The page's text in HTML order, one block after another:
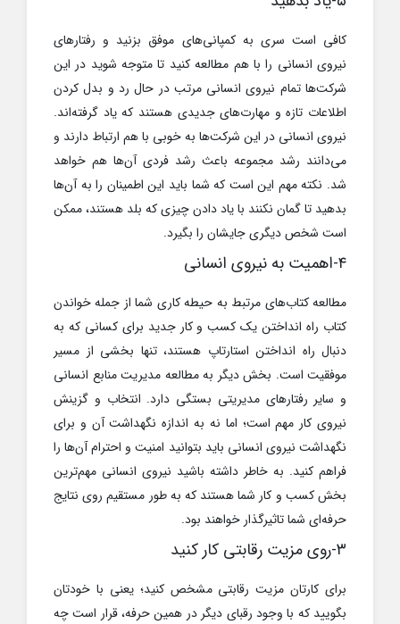
کافی است سری به کمپانی‌های موفق بزنید و رفتارهای
نیروی انسانی را با هم مطالعه کنید تا متوجه شوید در این
شرکت‌ها تمام نیروی انسانی مرتب در حال رد و بدل کردن
اطلاعات تازه و مهارت‌های جدیدی هستند که یاد گرفته‌اند.
نیروی انسانی در این شرکت‌ها به خوبی با هم ارتباط دارند و
می‌دانند رشد مجموعه باعث رشد فردی آن‌ها هم خواهد
شد. نکته مهم این است که شما باید این اطمینان را به آن‌ها
بدهید تا گمان نکنند با یاد دادن چیزی که بلد هستند، ممکن
است شخص دیگری جایشان را بگیرد.
۴-اهمیت به نیروی انسانی
مطالعه کتاب‌های مرتبط به حیطه کاری شما از جمله خواندن
کتاب راه انداختن یک کسب و کار جدید برای کسانی که به
دنبال راه انداختن استارتاپ هستند، تنها بخشی از مسیر
موفقیت است. بخش دیگر به مطالعه مدیریت منابع انسانی
و سایر رفتارهای مدیریتی بستگی دارد. انتخاب و گزینش
نیروی کار مهم است؛ اما نه به اندازه نگهداشت آن و برای
نگهداشت نیروی انسانی باید بتوانید امنیت و احترام آن‌‎ها را
فراهم کنید. به خاطر داشته باشید نیروی انسانی مهم‌ترین
بخش کسب و کار شما هستند که به طور مستقیم روی نتایج
حرفه‌ای شما تاثیرگذار خواهند بود.
۳-روی مزیت رقابتی کار کنید
برای کارتان مزیت رقابتی مشخص کنید؛ یعنی با خودتان
بگویید که با وجود رقبای دیگر در همین حرفه، قرار است چه